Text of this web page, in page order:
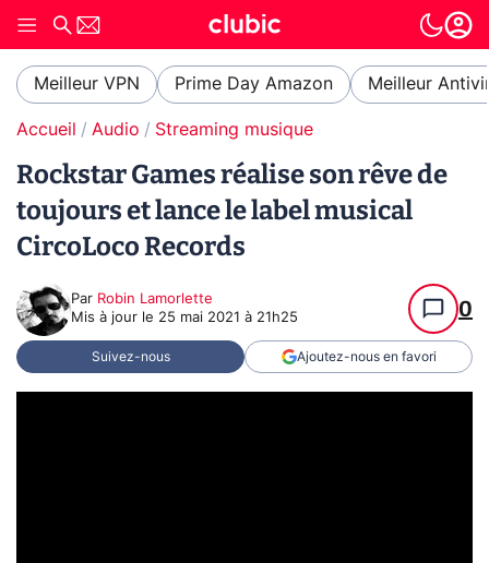
Meilleur VPN Prime Day Amazon Meilleur
Accueil Audio Streaming musique
Rockstar Games réalise son rêve de
toujours et lance le label musical
CircoLoco Records
Par Robin Lamorlette
Mis à jour le 25 mai 2021 à 21h25 0
Suivez-nous Ajoutez-nous en favori